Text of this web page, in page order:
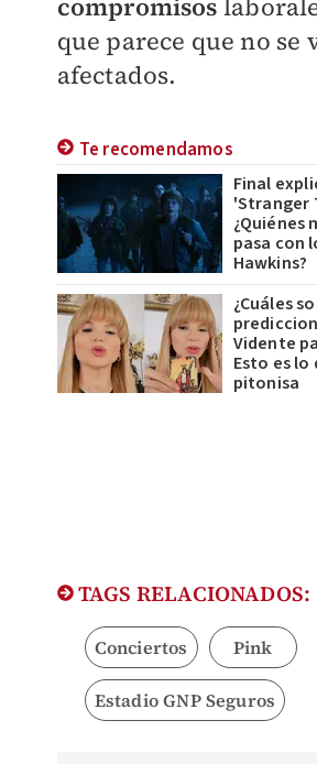
compromisos
que parece que no se
afectados.
Te recomendamos
Final
'Stranger
¿Quiénes
pasa con
Hawkins?
¿Cuáles
Vidente
Esto es lo
pitonisa
TAGS RELACIONADOS:
Conciertos Pink
Estadio GNP Seguros